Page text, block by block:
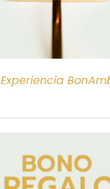
Experiencia